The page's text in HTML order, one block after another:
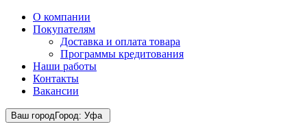
О компании
Покупателям
Доставка и оплата товара
Программы кредитования
Наши работы
Контакты
Вакансии
Ваш городГород: Уфа